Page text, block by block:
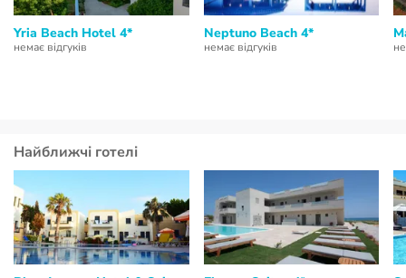
Yria Beach Hotel 4*
немає відгуків
Neptuno Beach 4*
немає відгуків
Найближчі готелі